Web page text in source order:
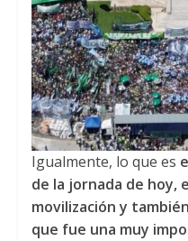
Igualmente, lo que es
de la jornada de hoy,
movilización y
que fue una muy